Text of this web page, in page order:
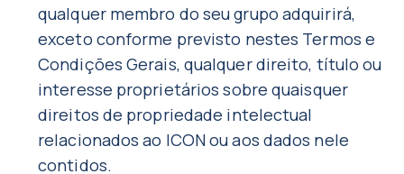
qualquer membro do seu grupo adquirirá,
exceto conforme previsto nestes Termos e
Condições Gerais, qualquer direito, título ou
interesse proprietários sobre quaisquer
direitos de propriedade intelectual
relacionados ao ICON ou aos dados nele
contidos.